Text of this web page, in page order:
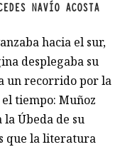
NAVÍO ACOSTA
hacia el sur,
desplegaba su
un recorrido por la
tiempo: Muñoz
Úbeda de su
que la literatura